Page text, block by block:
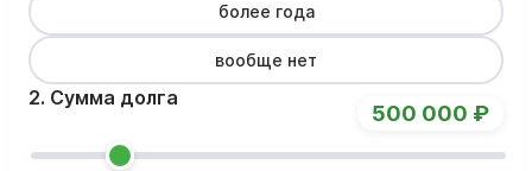
более года
вообще нет
2. Сумма долга
500 000 ₽